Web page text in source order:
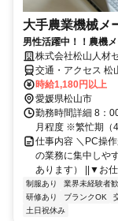
大手農業機械メ
男性活躍中！！農機
株式会社松山人材
交通・アクセス 松
時給1,180円以上
愛媛県松山市
勤務時間詳細 8：
月程度 ※繁忙期（
仕事内容 ＼PC操
の業務に集中しや
あります） ||▼
制服あり 業界未経験者
研修あり
ブランクOK
土日祝休み